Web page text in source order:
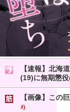
【速報】北海
(19)に無期懲
【画像】この
ﾒ)